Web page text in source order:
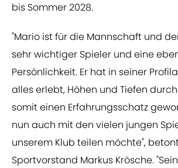
bis Sommer 2028.
"Mario ist für die Mannschaft und
sehr wichtiger Spieler und eine
Persönlichkeit. Er hat in seiner
alles erlebt, Höhen und Tiefen
somit einen Erfahrungsschatz
nun auch mit den vielen jungen
unserem Klub teilen möchte",
Sportvorstand Markus Krösche.